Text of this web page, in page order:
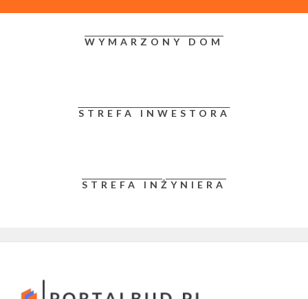
WYMARZONY DOM
STREFA INWESTORA
STREFA INŻYNIERA